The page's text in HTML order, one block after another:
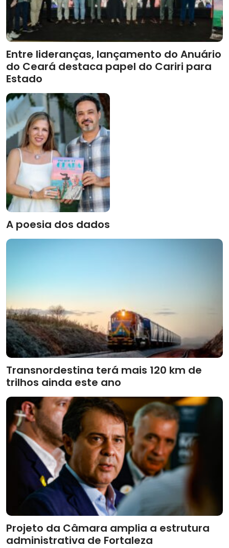
Entre lideranças, lançamento do Anuário
do Ceará destaca papel do Cariri para
Estado
A poesia dos dados
Transnordestina terá mais 120 km de
trilhos ainda este ano
Projeto da Câmara amplia a estrutura
administrativa de Fortaleza